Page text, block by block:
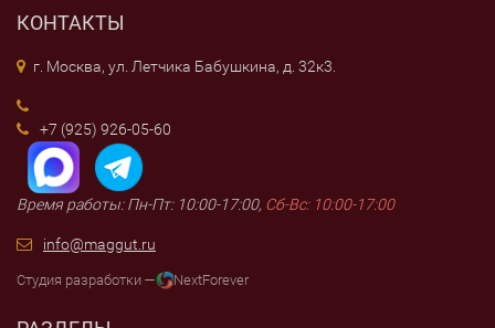
КОНТАКТЫ
г. Москва, ул. Летчика Бабушкина, д. 32к3.
+7 (925) 926-05-60
Время работы: Пн-Пт: 10:00-17:00, Сб-Вс: 10:00-17:00
info@maggut.ru
Студия разработки — NextForever